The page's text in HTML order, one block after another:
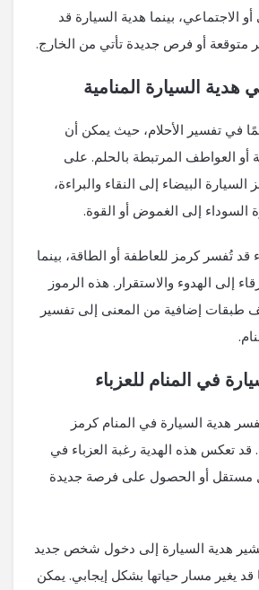
الاجتماعي، بينما هدية السيارة قد
متوقعة أو فرص جديدة تأتي من الخارج.
هدية السيارة المنامية
في تفسير الأحلام، حيث يمكن أن
أو العواطف المرتبطة بالحلم. على
البيضاء إلى النقاء والبراءة،
السوداء إلى الغموض أو القوة.
قد تُفسر كرمز للعاطفة أو الطاقة، بينما
إلى الهدوء والاستقرار. هذه الرموز
طبقات إضافية من المعنى إلى تفسير
في المنام للعزباء
هدية السيارة في المنام كرمز
قد تعكس هذه الهدية رغبة العزباء في
مستقل أو الحصول على فرصة جديدة
هدية السيارة إلى دخول شخص جديد
قد يغير مسار حياتها بشكل إيجابي. يمكن